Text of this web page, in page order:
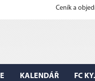
Ceník a
KALENDÁŘ FC